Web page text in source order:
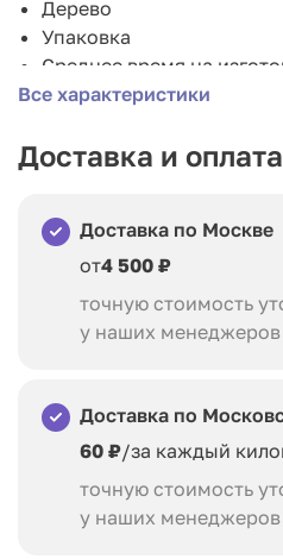
Дерево
Упаковка
Среднее время на
минут
Все характеристики
Доставка и оплата
Доставка по Москве
от4 500 ₽
точную стоимость
у наших менеджеров
Доставка по
60 ₽/за каждый
точную стоимость
у наших менеджеров